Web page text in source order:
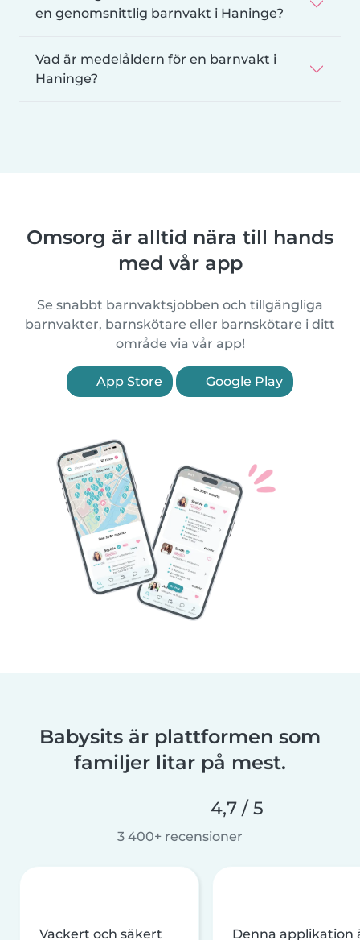
en genomsnittlig barnvakt i Haninge?
Vad är medelåldern för en barnvakt i
Haninge?
Omsorg är alltid nära till hands
med vår app
Se snabbt barnvaktsjobben och tillgängliga
barnvakter, barnskötare eller barnskötare i ditt
område via vår app!
App Store Google Play
Babysits är plattformen som
familjer litar på mest.
4,7 / 5
3 400+ recensioner
Vackert och säkert
Denna applikation